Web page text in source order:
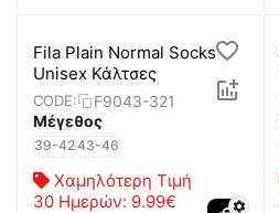
Fila Plain Normal Socks
Unisex Κάλτσες
CODE:
F9043-321
Μέγεθος
39-4243-46
Χαμηλότερη Τιμή
30 Ημερών: 9.99€